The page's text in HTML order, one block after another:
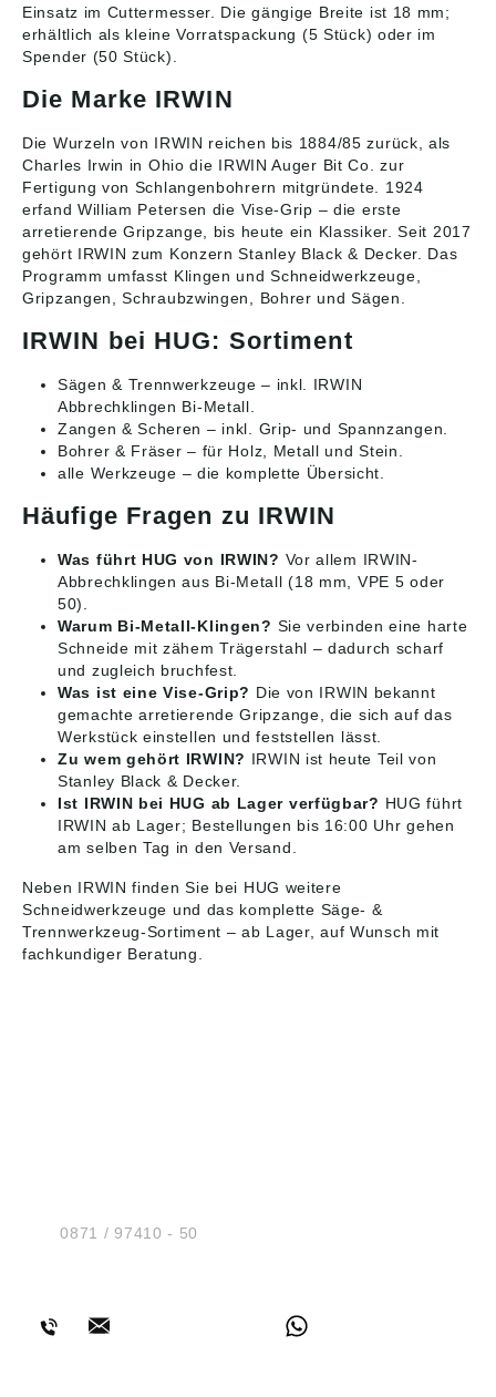
Einsatz im Cuttermesser. Die gängige Breite ist 18 mm;
erhältlich als kleine Vorratspackung (5 Stück) oder im
Spender (50 Stück).
Die Marke IRWIN
Die Wurzeln von IRWIN reichen bis 1884/85 zurück, als
Charles Irwin in Ohio die IRWIN Auger Bit Co. zur
Fertigung von Schlangenbohrern mitgründete. 1924
erfand William Petersen die Vise-Grip – die erste
arretierende Gripzange, bis heute ein Klassiker. Seit 2017
gehört IRWIN zum Konzern Stanley Black & Decker. Das
Programm umfasst Klingen und Schneidwerkzeuge,
Gripzangen, Schraubzwingen, Bohrer und Sägen.
IRWIN bei HUG: Sortiment
Sägen & Trennwerkzeuge – inkl. IRWIN
Abbrechklingen Bi-Metall.
Zangen & Scheren – inkl. Grip- und Spannzangen.
Bohrer & Fräser – für Holz, Metall und Stein.
alle Werkzeuge – die komplette Übersicht.
Häufige Fragen zu IRWIN
Was führt HUG von IRWIN? Vor allem IRWIN-
Abbrechklingen aus Bi-Metall (18 mm, VPE 5 oder
50).
Warum Bi-Metall-Klingen? Sie verbinden eine harte
Schneide mit zähem Trägerstahl – dadurch scharf
und zugleich bruchfest.
Was ist eine Vise-Grip? Die von IRWIN bekannt
gemachte arretierende Gripzange, die sich auf das
Werkstück einstellen und feststellen lässt.
Zu wem gehört IRWIN? IRWIN ist heute Teil von
Stanley Black & Decker.
Ist IRWIN bei HUG ab Lager verfügbar? HUG führt
IRWIN ab Lager; Bestellungen bis 16:00 Uhr gehen
am selben Tag in den Versand.
Neben IRWIN finden Sie bei HUG weitere
Schneidwerkzeuge und das komplette Säge- &
Trennwerkzeug-Sortiment – ab Lager, auf Wunsch mit
fachkundiger Beratung.
Tel.:0871 / 97410 - 50